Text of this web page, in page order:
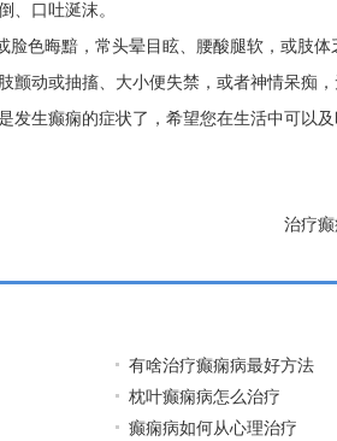
、口吐涎沫。
脸色晦黯，常头晕目眩、腰酸腿软，或肢
颤动或抽搐、大小便失禁，或者神情呆痴，
发生癫痫的症状了，希望您在生活中可以及
治疗
有啥治疗癫痫病最好方法
枕叶癫痫病怎么治疗
癫痫病如何从心理治疗